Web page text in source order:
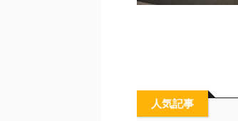
人気記事